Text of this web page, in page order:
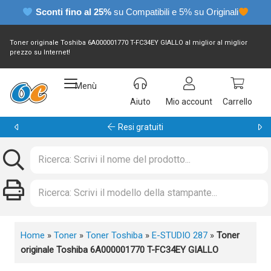
Sconti fino al 25% su Compatibili e 5% su Originali
Toner originale Toshiba 6A000001770 T-FC34EY GIALLO al miglior al miglior
prezzo su Internet!
Menù
Aiuto
Mio account Carrello
Resi gratuiti
Home » Toner » Toner Toshiba » E-STUDIO 287 » Toner
originale Toshiba 6A000001770 T-FC34EY GIALLO